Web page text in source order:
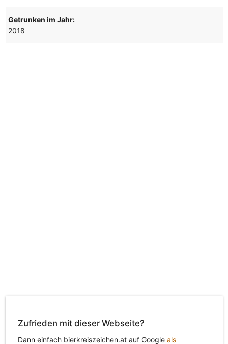
Getrunken im Jahr:
2018
Zufrieden mit dieser Webseite?
Dann einfach bierkreiszeichen.at auf Google als